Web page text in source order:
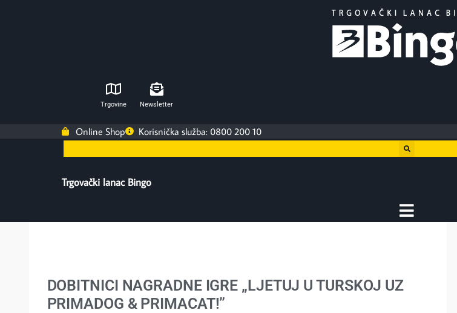
Trgovine Newsletter
Online Shop Korisnička služba: 0800 200 10
Trgovački lanac Bingo
DOBITNICI NAGRADNE IGRE „LJETUJ U TURSKOJ UZ
PRIMADOG & PRIMACAT!”